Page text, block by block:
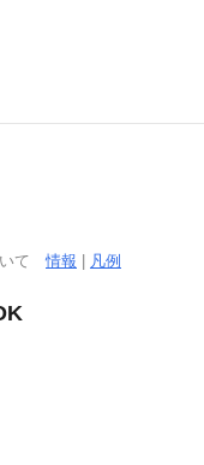
いて情報 | 凡例